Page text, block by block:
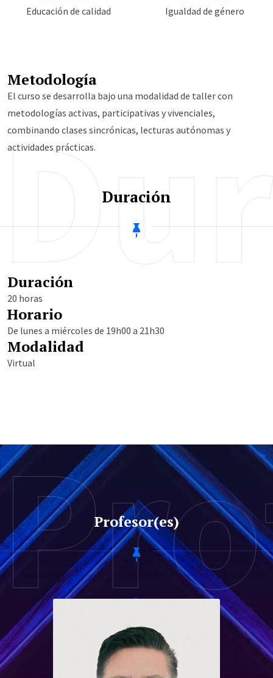
Educación de calidad Igualdad de género
Metodología
El curso se desarrolla bajo una modalidad de taller con
metodologías activas, participativas y vivenciales,
combinando clases sincrónicas, lecturas autónomas y
actividades prácticas.
Duración
Duración
20 horas
Horario
De lunes a miércoles de 19h00 a 21h30
Modalidad
Virtual
Profesor(es)